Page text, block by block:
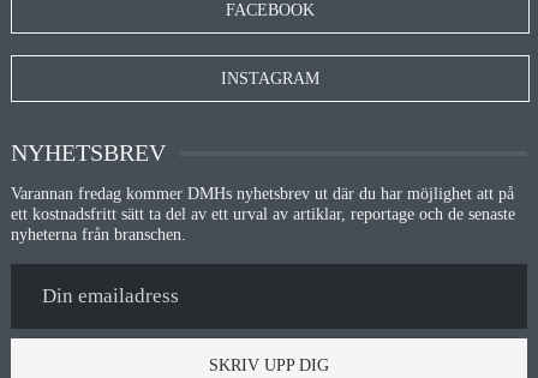
FACEBOOK
INSTAGRAM
NYHETSBREV
Varannan fredag kommer DMHs nyhetsbrev ut där du har möjlighet att på
ett kostnadsfritt sätt ta del av ett urval av artiklar, reportage och de senaste
nyheterna från branschen.
SKRIV UPP DIG